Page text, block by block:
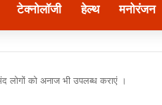
टेक्नोलॉजी हेल्थ मनोरंजन
लोगों को अनाज भी उपलब्ध कराएं ।